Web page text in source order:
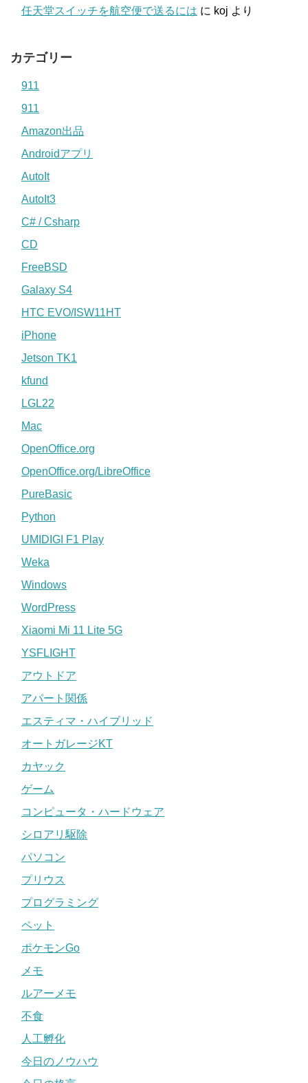
任天堂スイッチを航空便で送るには に koj より
カテゴリー
911
911
Amazon出品
Androidアプリ
AutoIt
AutoIt3
C# / Csharp
CD
FreeBSD
Galaxy S4
HTC EVO/ISW11HT
iPhone
Jetson TK1
kfund
LGL22
Mac
OpenOffice.org
OpenOffice.org/LibreOffice
PureBasic
Python
UMIDIGI F1 Play
Weka
Windows
WordPress
Xiaomi Mi 11 Lite 5G
YSFLIGHT
アウトドア
アパート関係
エスティマ・ハイブリッド
オートガレージKT
カヤック
ゲーム
コンピュータ・ハードウェア
シロアリ駆除
パソコン
プリウス
プログラミング
ペット
ポケモンGo
メモ
ルアーメモ
不食
人工孵化
今日のノウハウ